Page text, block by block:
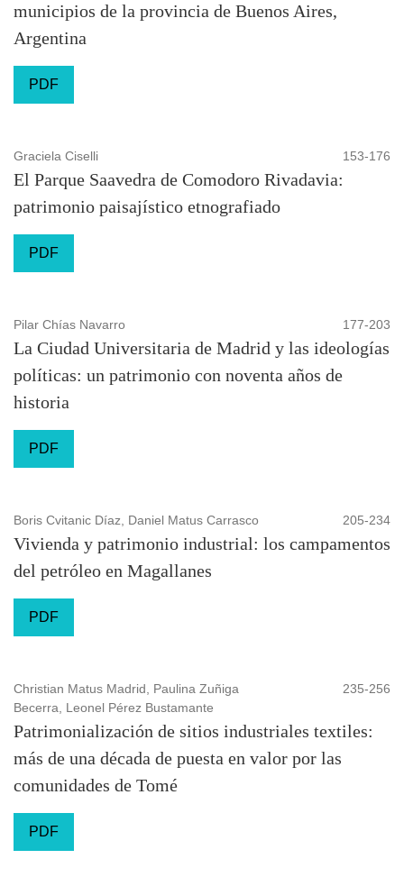
municipios de la provincia de Buenos Aires,
Argentina
PDF
Graciela Ciselli 153-176
El Parque Saavedra de Comodoro Rivadavia:
patrimonio paisajístico etnografiado
PDF
Pilar Chías Navarro 177-203
La Ciudad Universitaria de Madrid y las ideologías
políticas: un patrimonio con noventa años de
historia
PDF
Boris Cvitanic Díaz, Daniel Matus Carrasco 205-234
Vivienda y patrimonio industrial: los campamentos
del petróleo en Magallanes
PDF
Christian Matus Madrid, Paulina Zuñiga
Becerra, Leonel Pérez Bustamante
235-256
Patrimonialización de sitios industriales textiles:
más de una década de puesta en valor por las
comunidades de Tomé
PDF